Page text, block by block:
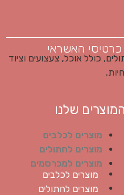
האשראי
המוצרים שלנו
מוצרים לכלבים
מוצרים לחתולים
מוצרים למכרסמים
מוצרים לכלבים
מוצרים לחתולים